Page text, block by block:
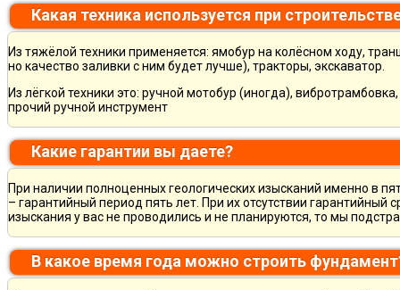
Какая техника используется при
Из тяжёлой техники применяется: ямобур на колёсном ходу,
но качество заливки с ним будет лучше), тракторы, экскаватор.
Из лёгкой техники это: ручной мотобур (иногда),
прочий ручной инструмент
Какие гарантии вы даете?
При наличии полноценных геологических изысканий именно в
– гарантийный период пять лет. При их отсутствии гарантийный
изыскания у вас не проводились и не планируются, то мы
В какое время года можно строить